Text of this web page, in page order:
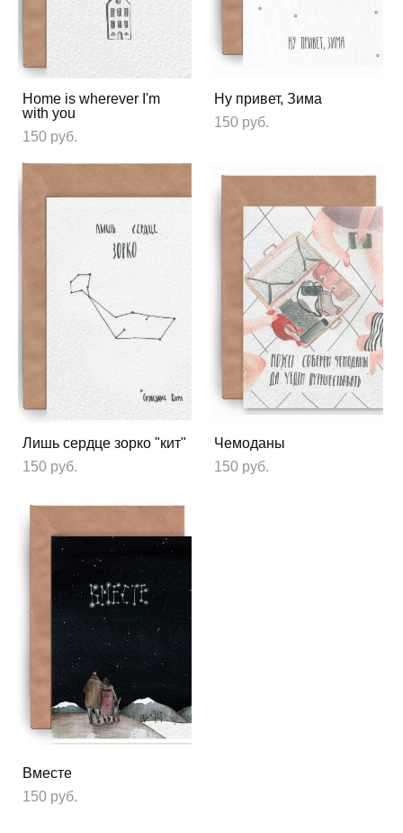
Home is wherever I'm
with you
150 pуб.
Ну привет, Зима
150 pуб.
Лишь сердце зорко "кит"
150 pуб.
Чемоданы
150 pуб.
Вместе
150 pуб.